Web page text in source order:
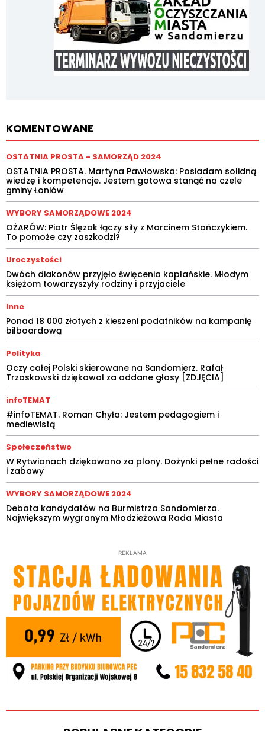
KOMENTOWANE
OSTATNIA PROSTA - SAMORZĄD 2024
OSTATNIA PROSTA. Martyna Pawłowska: Posiadam solidną
wiedzę i kompetencje. Jestem gotowa stanąć na czele
gminy Łoniów
WYBORY SAMORZĄDOWE 2024
OŻARÓW: Piotr Ślęzak łączy siły z Marcinem Stańczykiem.
To pomoże czy zaszkodzi?
Uroczystości
Dwóch diakonów przyjęło święcenia kapłańskie. Młodym
księżom towarzyszyły rodziny i przyjaciele
Inne
Ponad 18 000 złotych z kieszeni podatników na kampanię
bilboardową
Polityka
Oczy całej Polski skierowane na Sandomierz. Rafał
Trzaskowski dziękował za oddane głosy [ZDJĘCIA]
infoTEMAT
#infoTEMAT. Roman Chyła: Jestem pedagogiem i
mediewistą
Społeczeństwo
W Rytwianach dziękowano za plony. Dożynki pełne radości
i zabawy
WYBORY SAMORZĄDOWE 2024
Debata kandydatów na Burmistrza Sandomierza.
Największym wygranym Młodzieżowa Rada Miasta
REKLAMA